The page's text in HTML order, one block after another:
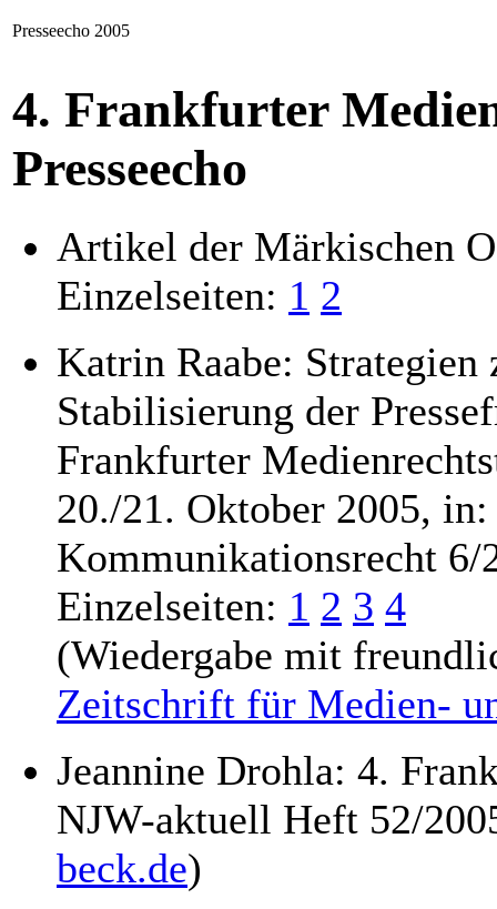
Presseecho 2005
4. Frankfurter
Presseecho
Artikel der Märkischen
Einzelseiten: 1 2
Katrin Raabe: Strategien
Stabilisierung der
Frankfurter
20./21. Oktober 2005,
Kommunikationsrecht 6/
Einzelseiten: 1 2 3 4
(Wiedergabe mit
Zeitschrift für Medien-
Jeannine Drohla: 4.
NJW-aktuell Heft 52/
beck.de)